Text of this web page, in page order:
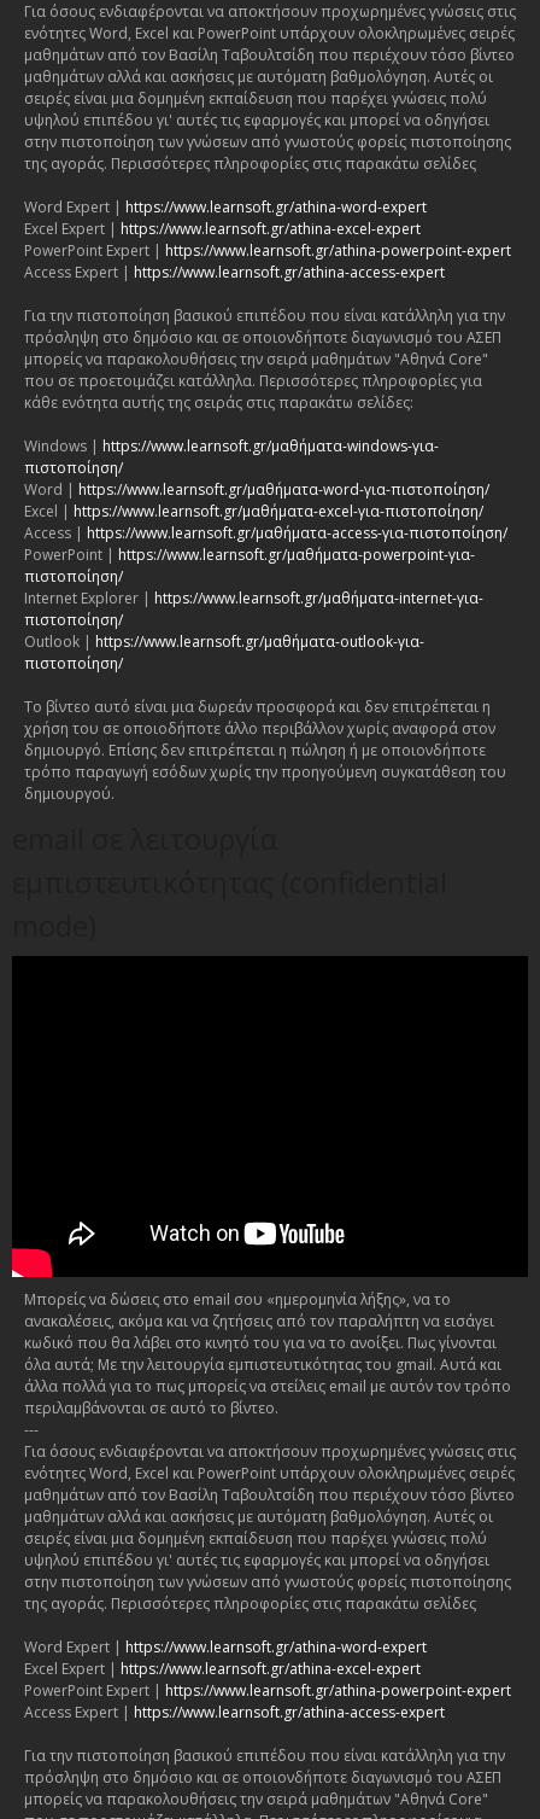
Για όσους ενδιαφέρονται να αποκτήσουν προχωρημένες γνώσεις στις
ενότητες Word, Excel και PowerPoint υπάρχουν ολοκληρωμένες σειρές
μαθημάτων από τον Βασίλη Ταβουλτσίδη που περιέχουν τόσο βίντεο
μαθημάτων αλλά και ασκήσεις με αυτόματη βαθμολόγηση. Αυτές οι
σειρές είναι μια δομημένη εκπαίδευση που παρέχει γνώσεις πολύ
υψηλού επιπέδου γι' αυτές τις εφαρμογές και μπορεί να οδηγήσει
στην πιστοποίηση των γνώσεων από γνωστούς φορείς πιστοποίησης
της αγοράς. Περισσότερες πληροφορίες στις παρακάτω σελίδες
Word Expert | https://www.learnsoft.gr/athina-word-expert
Excel Expert | https://www.learnsoft.gr/athina-excel-expert
PowerPoint Expert | https://www.learnsoft.gr/athina-powerpoint-expert
Access Expert | https://www.learnsoft.gr/athina-access-expert
Για την πιστοποίηση βασικού επιπέδου που είναι κατάλληλη για την
πρόσληψη στο δημόσιο και σε οποιονδήποτε διαγωνισμό του ΑΣΕΠ
μπορείς να παρακολουθήσεις την σειρά μαθημάτων "Αθηνά Core"
που σε προετοιμάζει κατάλληλα. Περισσότερες πληροφορίες για
κάθε ενότητα αυτής της σειράς στις παρακάτω σελίδες:
Windows | https://www.learnsoft.gr/μαθήματα-windows-για-
πιστοποίηση/
Word | https://www.learnsoft.gr/μαθήματα-word-για-πιστοποίηση/
Excel | https://www.learnsoft.gr/μαθήματα-excel-για-πιστοποίηση/
Access | https://www.learnsoft.gr/μαθήματα-access-για-πιστοποίηση/
PowerPoint | https://www.learnsoft.gr/μαθήματα-powerpoint-για-
πιστοποίηση/
Internet Explorer | https://www.learnsoft.gr/μαθήματα-internet-για-
πιστοποίηση/
Outlook | https://www.learnsoft.gr/μαθήματα-outlook-για-
πιστοποίηση/
Το βίντεο αυτό είναι μια δωρεάν προσφορά και δεν επιτρέπεται η
χρήση του σε οποιοδήποτε άλλο περιβάλλον χωρίς αναφορά στον
δημιουργό. Επίσης δεν επιτρέπεται η πώληση ή με οποιονδήποτε
τρόπο παραγωγή εσόδων χωρίς την προηγούμενη συγκατάθεση του
δημιουργού.
Μπορείς να δώσεις στο email σου «ημερομηνία λήξης», να το
ανακαλέσεις, ακόμα και να ζητήσεις από τον παραλήπτη να εισάγει
κωδικό που θα λάβει στο κινητό του για να το ανοίξει. Πως γίνονται
όλα αυτά; Με την λειτουργία εμπιστευτικότητας του gmail. Αυτά και
άλλα πολλά για το πως μπορείς να στείλεις email με αυτόν τον τρόπο
περιλαμβάνονται σε αυτό το βίντεο.
---
Για όσους ενδιαφέρονται να αποκτήσουν προχωρημένες γνώσεις στις
ενότητες Word, Excel και PowerPoint υπάρχουν ολοκληρωμένες σειρές
μαθημάτων από τον Βασίλη Ταβουλτσίδη που περιέχουν τόσο βίντεο
μαθημάτων αλλά και ασκήσεις με αυτόματη βαθμολόγηση. Αυτές οι
σειρές είναι μια δομημένη εκπαίδευση που παρέχει γνώσεις πολύ
υψηλού επιπέδου γι' αυτές τις εφαρμογές και μπορεί να οδηγήσει
στην πιστοποίηση των γνώσεων από γνωστούς φορείς πιστοποίησης
της αγοράς. Περισσότερες πληροφορίες στις παρακάτω σελίδες
Word Expert | https://www.learnsoft.gr/athina-word-expert
Excel Expert | https://www.learnsoft.gr/athina-excel-expert
PowerPoint Expert | https://www.learnsoft.gr/athina-powerpoint-expert
Access Expert | https://www.learnsoft.gr/athina-access-expert
Για την πιστοποίηση βασικού επιπέδου που είναι κατάλληλη για την
πρόσληψη στο δημόσιο και σε οποιονδήποτε διαγωνισμό του ΑΣΕΠ
μπορείς να παρακολουθήσεις την σειρά μαθημάτων "Αθηνά Core"